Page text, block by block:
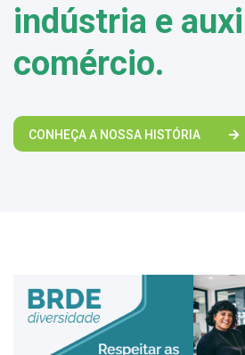
indústria e
comércio.
CONHEÇA A NOSSA HISTÓRIA